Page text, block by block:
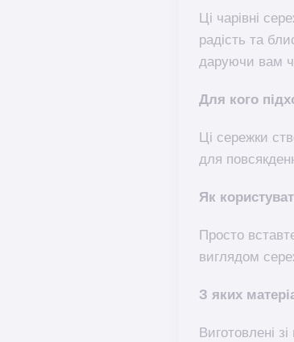
Ці чарівні
радість та
даруючи вам
Для кого
Ці сережки
для
Як
Просто
виглядом
З яких
Виготовлені